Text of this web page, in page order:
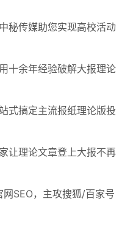
秘传媒助您实现高校活动
十余年经验破解大报理论
式搞定主流报纸理论版投
让理论文章登上大报不再
SEO，主攻搜狐/百家号